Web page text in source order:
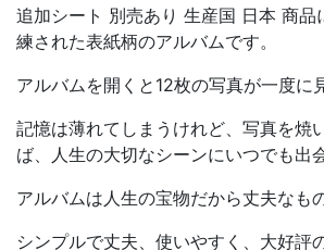
追加シート 別売あり 生産国 日本 商品
練された表紙柄のアルバムです。
アルバムを開くと12枚の写真が一度に
記憶は薄れてしまうけれど、写真を焼
ば、人生の大切なシーンにいつでも出
アルバムは人生の宝物だから丈夫なも
シンプルで丈夫、使いやすく、大好評